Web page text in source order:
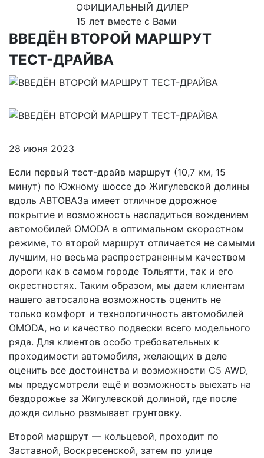
ОФИЦИАЛЬНЫЙ ДИЛЕР
15 лет вместе с Вами
ВВЕДЁН ВТОРОЙ МАРШРУТ
ТЕСТ-ДРАЙВА
28 июня 2023
Если первый тест-драйв маршрут (10,7 км, 15
минут) по Южному шоссе до Жигулевской долины
вдоль АВТОВАЗа имеет отличное дорожное
покрытие и возможность насладиться вождением
автомобилей OMODA в оптимальном скоростном
режиме, то второй маршрут отличается не самыми
лучшим, но весьма распространенным качеством
дороги как в самом городе Тольятти, так и его
окрестностях. Таким образом, мы даем клиентам
нашего автосалона возможность оценить не
только комфорт и технологичность автомобилей
OMODA, но и качество подвески всего модельного
ряда. Для клиентов особо требовательных к
проходимости автомобиля, желающих в деле
оценить все достоинства и возможности C5 AWD,
мы предусмотрели ещё и возможность выехать на
бездорожье за Жигулевской долиной, где после
дождя сильно размывает грунтовку.
Второй маршрут — кольцевой, проходит по
Заставной, Воскресенской, затем по улице